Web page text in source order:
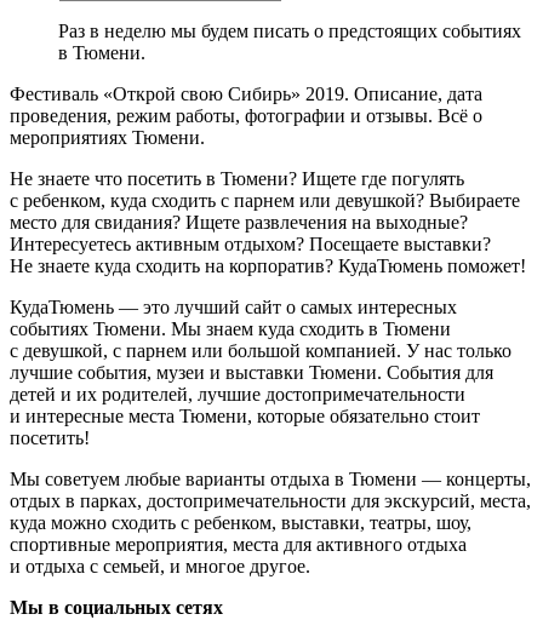
Раз в неделю мы будем писать о предстоящих событиях
в Тюмени.
Фестиваль «Открой свою Сибирь» 2019. Описание, дата
проведения, режим работы, фотографии и отзывы. Всё о
мероприятиях Тюмени.
Не знаете что посетить в Тюмени? Ищете где погулять
с ребенком, куда сходить с парнем или девушкой? Выбираете
место для свидания? Ищете развлечения на выходные?
Интересуетесь активным отдыхом? Посещаете выставки?
Не знаете куда сходить на корпоратив? КудаТюмень поможет!
КудаТюмень — это лучший сайт о самых интересных
событиях Тюмени. Мы знаем куда сходить в Тюмени
с девушкой, с парнем или большой компанией. У нас только
лучшие события, музеи и выставки Тюмени. События для
детей и их родителей, лучшие достопримечательности
и интересные места Тюмени, которые обязательно стоит
посетить!
Мы советуем любые варианты отдыха в Тюмени — концерты,
отдых в парках, достопримечательности для экскурсий, места,
куда можно сходить с ребенком, выставки, театры, шоу,
спортивные мероприятия, места для активного отдыха
и отдыха с семьей, и многое другое.
Мы в социальных сетях